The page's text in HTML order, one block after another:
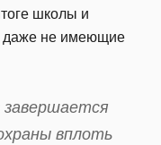
школы и
даже не имеющие
завершается
вплоть